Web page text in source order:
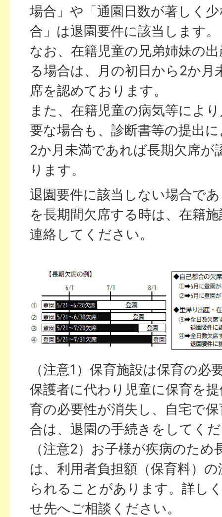
場合」や「通園日数が著しく
合」は退園要件に該当します。
なお、在籍児童の兄弟姉妹の
る場合は、月の初日から2か月
席を認めております。
また、在籍児童の病気等によ
要な場合も、診断書等の提出
2か月未満であれば長期欠席が
ります。
退園要件に該当しない場合で
を長期間欠席する時は、在籍
連絡してください。
（注意1）保育施設は保育の必
保護者に代わり児童に保育を
育の必要性が消失し、自宅で
合は、退園の手続きをしてく
（注意2）お子様が疾病のた
は、利用者負担額（保育料）
られることがあります。詳し
せ先へご相談ください。